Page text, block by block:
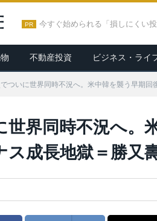
PR 今すぐ始められる「損しにくい投
不動産投資 ビジネス・ライ
ついに世界同時不況へ。米中韓を襲う早期回
世界同時不況へ。
ス成長地獄＝勝又